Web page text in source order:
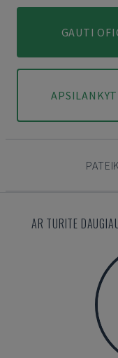
GAUTI
AR TURITE